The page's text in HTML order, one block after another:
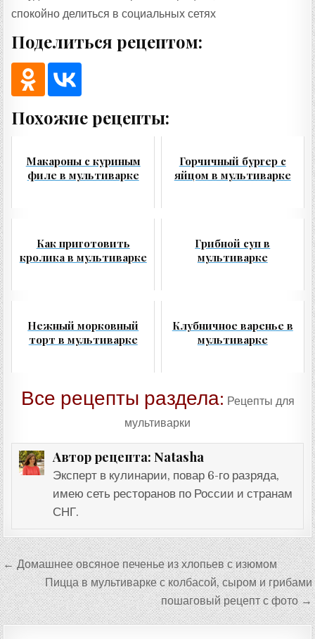
спокойно делиться в социальных сетях
Поделиться рецептом:
Похожие рецепты:
Макароны с куриным
филе в мультиварке
Горчичный бургер с
яйцом в мультиварке
Как приготовить
кролика в мультиварке
Грибной суп в
мультиварке
Нежный морковный
торт в мультиварке
Клубничное варенье в
мультиварке
Все рецепты раздела: Рецепты для
мультиварки
Автор рецепта: Natasha
Эксперт в кулинарии, повар 6-го разряда,
имею сеть ресторанов по России и странам
СНГ.
Навигация
по
записям
← Домашнее овсяное печенье из хлопьев с изюмом
Пицца в мультиварке с колбасой, сыром и грибами
пошаговый рецепт с фото →